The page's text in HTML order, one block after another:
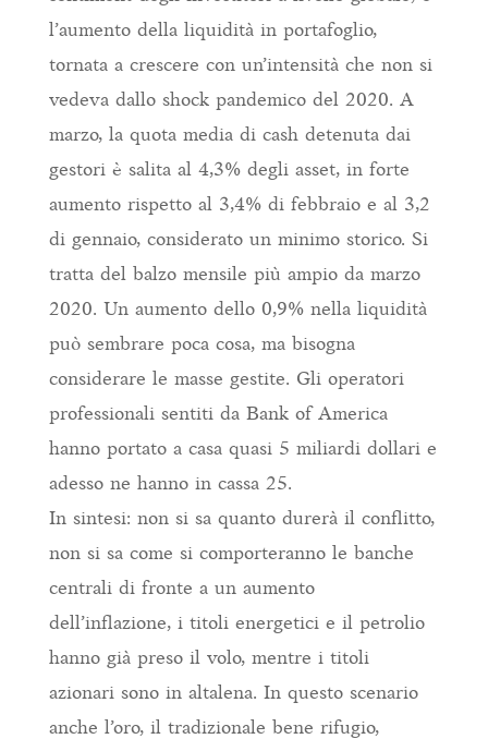
l’aumento della liquidità in portafoglio,
tornata a crescere con un’intensità che non si
vedeva dallo shock pandemico del 2020. A
marzo, la quota media di cash detenuta dai
gestori è salita al 4,3% degli asset, in forte
aumento rispetto al 3,4% di febbraio e al 3,2
di gennaio, considerato un minimo storico. Si
tratta del balzo mensile più ampio da marzo
2020. Un aumento dello 0,9% nella liquidità
può sembrare poca cosa, ma bisogna
considerare le masse gestite. Gli operatori
professionali sentiti da Bank of America
hanno portato a casa quasi 5 miliardi dollari e
adesso ne hanno in cassa 25.
In sintesi: non si sa quanto durerà il conflitto,
non si sa come si comporteranno le banche
centrali di fronte a un aumento
dell’inflazione, i titoli energetici e il petrolio
hanno già preso il volo, mentre i titoli
azionari sono in altalena. In questo scenario
anche l’oro, il tradizionale bene rifugio,